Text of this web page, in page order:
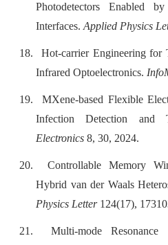
Photodetectors Enabled
Interfaces. Applied Physics
18.
Hot-carrier Engineering for
Infrared Optoelectronics.
19.
MXene-based Flexible
Infection Detection and
Electronics 8, 30, 2024.
20.
Controllable Memory
Hybrid van der Waals
Physics Letter124(17),
21.
Multi-mode